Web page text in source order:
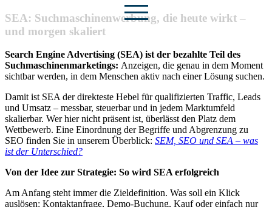
Zum
Inhalt
springen
SEA: Suchmaschinenwerbung, die heute wirkt –
und morgen skaliert
Search Engine Advertising (SEA) ist der bezahlte Teil des
Suchmaschinenmarketings: Anzeigen, die genau in dem Moment
sichtbar werden, in dem Menschen aktiv nach einer Lösung suchen.
Damit ist SEA der direkteste Hebel für qualifizierten Traffic, Leads
und Umsatz – messbar, steuerbar und in jedem Marktumfeld
skalierbar. Wer hier nicht präsent ist, überlässt den Platz dem
Wettbewerb. Eine Einordnung der Begriffe und Abgrenzung zu
SEO finden Sie in unserem Überblick: SEM, SEO und SEA – was
ist der Unterschied?
Von der Idee zur Strategie: So wird SEA erfolgreich
Am Anfang steht immer die Zieldefinition. Was soll ein Klick
auslösen: Kontaktanfrage, Demo-Buchung, Kauf oder einfach nur